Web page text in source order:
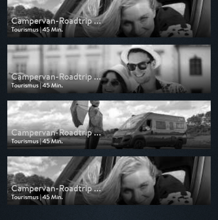
Campervan-Roadtrip ...
Tourismus | 45 Min.
Ausgestrahlt von HR
am 20.06.2025, 20:15
Campervan-Roadtrip ...
Tourismus | 45 Min.
Ausgestrahlt von HR
am 30.05.2025, 01:25
Campervan-Roadtrip ...
Tourismus | 45 Min.
Ausgestrahlt von HR
am 29.05.2025, 18:00
Campervan-Roadtrip ...
Tourismus | 45 Min.
Ausgestrahlt von Phoenix